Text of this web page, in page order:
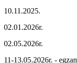
10.11.2025.
02.01.2026r.
02.05.2026r.
11-13.05.2026r. -